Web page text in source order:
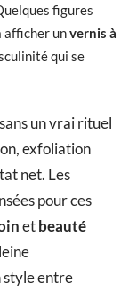
figures
afficher unvernis à
qui se
sans un vrai rituel
exfoliation
net. Les
pour ces
etbeauté
style entre